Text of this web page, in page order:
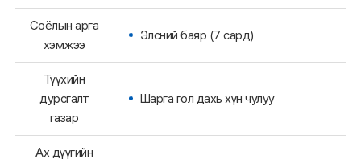
Соёлын арга
хэмжээ
Элсний баяр (7 сард)
Түүхийн
дурсгалт
газар
Шарга гол дахь хүн чулуу
Ах дүүгийн